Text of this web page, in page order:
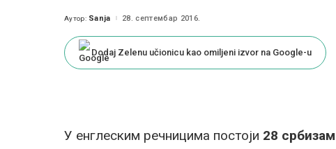
Posted
Аутор: Sanja 28. септембар 2016.
Dodaj Zelenu učionicu kao omiljeni izvor na Google-u
У енглеским речницима постоји 28